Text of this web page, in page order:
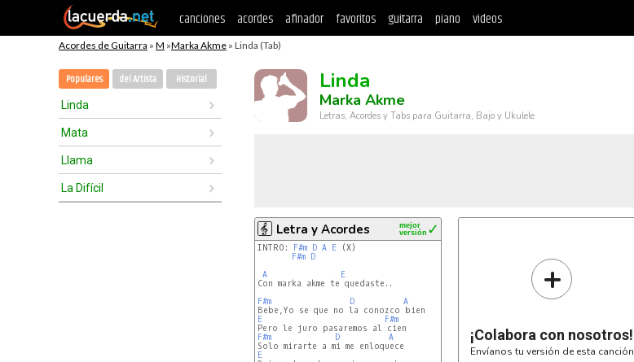
canciones acordes afinador favoritos guitarra piano videos
Acordes de Guitarra » M »Marka Akme » Linda (Tab)
Populares del Artista Historial
Linda
Mata
Llama
La Difícil
Linda
Marka Akme
Letras, Acordes y Tabs para Guitarra, Bajo y Ukulele
Letra y Acordes ✓
mejor
versión
INTRO: F#m D A E (X)
F#m D
A
E
Con marka akme te quedaste..
F#m
D
A
E
F#m
F#m
D
A
E
+
¡Colabora con nosotros!
Envíanos tu versión de esta canción